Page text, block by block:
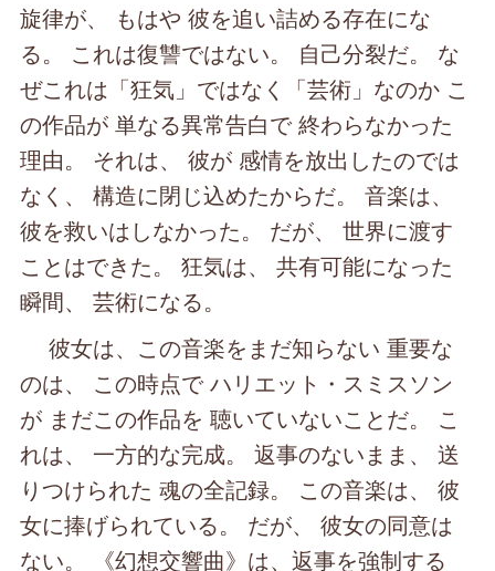
旋律が、 もはや 彼を追い詰める存在にな
る。 これは復讐ではない。 自己分裂だ。 な
ぜこれは「狂気」ではなく「芸術」なのか こ
の作品が 単なる異常告白で 終わらなかった
理由。 それは、 彼が 感情を放出したのでは
なく、 構造に閉じ込めたからだ。 音楽は、
彼を救いはしなかった。 だが、 世界に渡す
ことはできた。 狂気は、 共有可能になった
瞬間、 芸術になる。
彼女は、この音楽をまだ知らない 重要な
のは、 この時点で ハリエット・スミスソン
が まだこの作品を 聴いていないことだ。 こ
れは、 一方的な完成。 返事のないまま、 送
りつけられた 魂の全記録。 この音楽は、 彼
女に捧げられている。 だが、 彼女の同意は
ない。 《幻想交響曲》は、返事を強制する